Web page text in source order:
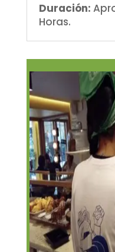
Duración:
Horas.